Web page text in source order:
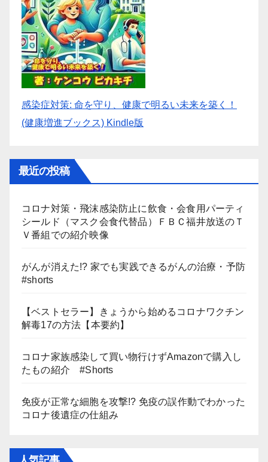
感染症対策: 命を守り、健康で明るい未来を築く！
(健康増進ブックス) Kindle版
最近の投稿
コロナ対策・飛沫感染防止に飲食・会食用パーティ
シールド（マスク会食代替品）ＦＢＣ福井放送のＴ
Ｖ番組での紹介映像
がんが消えた!? 家でも実践できるがんの治療・予防
#shorts
【ベストセラー】きょうから始めるコロナワクチン
解毒17の方法【本要約】
コロナ家族感染して買い物行けずAmazonで購入し
たもの紹介 #Shorts
免疫が正常な細胞を攻撃!? 免疫の誤作動でわかった
コロナ後遺症の仕組み